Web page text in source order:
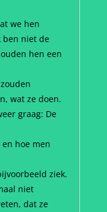
we hen
ben niet de
hen een
wat ze doen.
graag: De
hoe men
ziek.
niet
dat ze